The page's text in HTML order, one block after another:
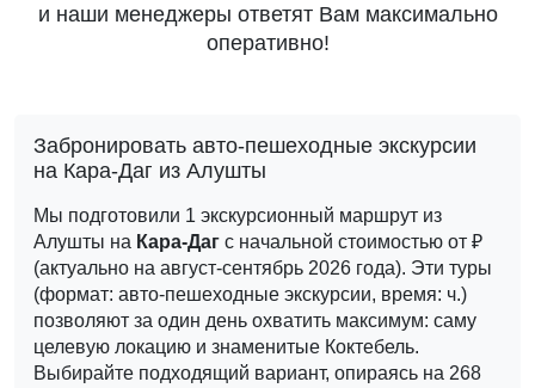
и наши менеджеры ответят Вам максимально
оперативно!
Забронировать авто-пешеходные экскурсии
на Кара-Даг из Алушты
Мы подготовили 1 экскурсионный маршрут из
Алушты на Кара-Даг с начальной стоимостью от ₽
(актуально на август-сентябрь 2026 года). Эти туры
(формат: авто-пешеходные экскурсии, время: ч.)
позволяют за один день охватить максимум: саму
целевую локацию и знаменитые Коктебель.
Выбирайте подходящий вариант, опираясь на 268